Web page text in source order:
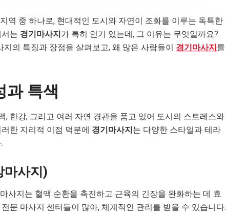
역 중 하나로, 현대적인 도시와 자연이 조화를 이루는 독특한
는 경기마사지가 특히 인기 있는데, 그 이유는 무엇일까요?
의 특징과 장점을 살펴보고, 왜 많은 사람들이 경기마사지를
과 특색
한강, 그리고 여러 자연 경관을 품고 있어 도시의 스트레스와
한 지리적 이점 덕분에 경기마사지 는 다양한 스타일과 테라
마사지)
사지는 혈액 순환을 촉진하고 근육의 긴장을 완화하는 데 효
문 마사지 센터들이 많아, 체계적인 관리를 받을 수 있습니다.